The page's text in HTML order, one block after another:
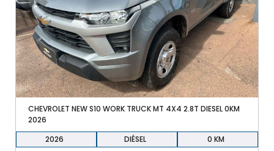
CHEVROLET NEW S10 WORK TRUCK MT 4X4 2.8T DIESEL 0KM
2026
2026
DIÉSEL 0